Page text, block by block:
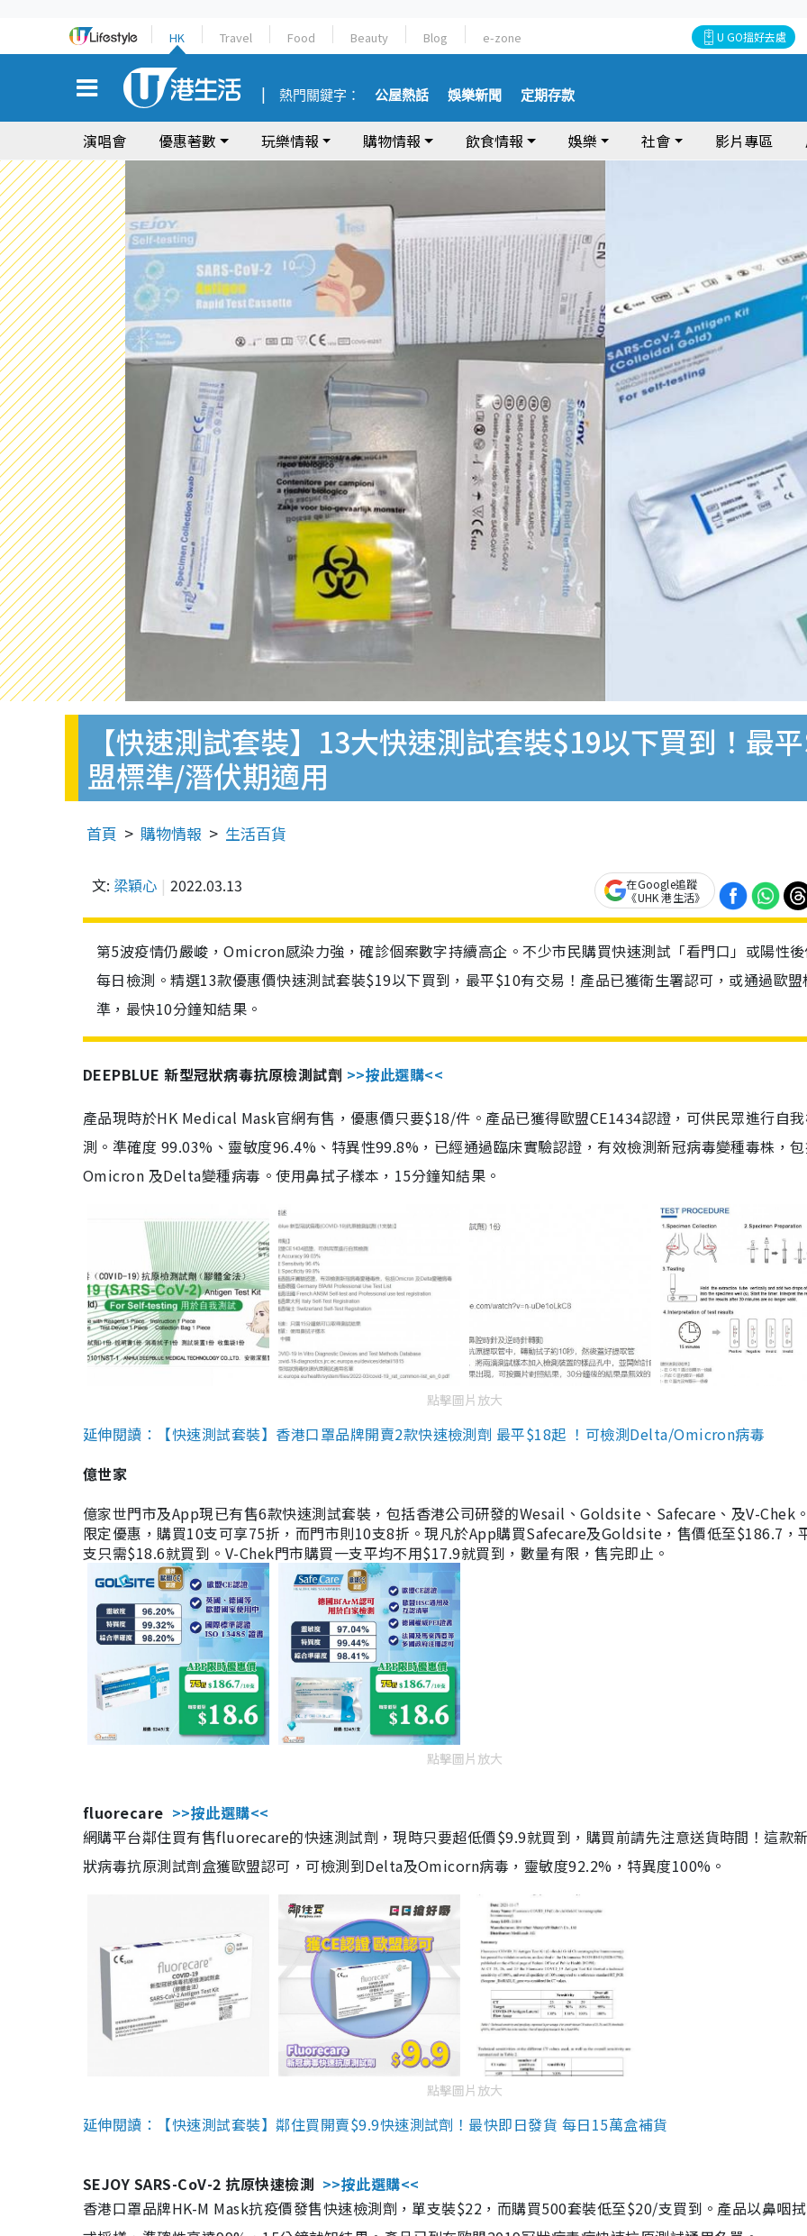
HK Travel Food Beauty Blog e-zone U GO搵好去處
熱門關鍵字： 公屋熱話 娛樂新聞 定期存款
演唱會 優惠著數 玩樂情報 購物情報 飲食情報 娛樂 社會 影片專區
【快速測試套裝】13大快速測試套裝$19以下買到！最
盟標準/潛伏期適用
首頁 購物情報 生活百貨
文: 梁穎心 2022.03.13
在Google追蹤
《UHK 港生活》
第5波疫情仍嚴峻，Omicron感染力強，確診個案數字持續高企。不少市民購買快速測試「看門口」或陽性
每日檢測。精選13款優惠價快速測試套裝$19以下買到，最平$10有交易！產品已獲衛生署認可，或通過歐盟
準，最快10分鐘知結果。
DEEPBLUE 新型冠狀病毒抗原檢測試劑 >>按此選購<<
產品現時於HK Medical Mask官網有售，優惠價只要$18/件。產品已獲得歐盟CE1434認證，可供民眾進行自
測。準確度 99.03%、靈敏度96.4%、特異性99.8%，已經通過臨床實驗認證，有效檢測新冠病毒變種毒株，
Omicron 及Delta變種病毒。使用鼻拭子樣本，15分鐘知結果。
點擊圖片放大
延伸閱讀：【快速測試套裝】香港口罩品牌開賣2款快速檢測劑 最平$18起 ！可檢測Delta/Omicron病毒
億世家
億家世門市及App現已有售6款快速測試套裝，包括香港公司研發的Wesail、Goldsite、Safecare、及V-Chek
限定優惠，購買10支可享75折，而門市則10支8折。現凡於App購買Safecare及Goldsite，售價低至$186.7，
支只需$18.6就買到。V-Chek門市購買一支平均不用$17.9就買到，數量有限，售完即止。
點擊圖片放大
fluorecare >>按此選購<<
網購平台鄰住買有售fluorecare的快速測試劑，現時只要超低價$9.9就買到，購買前請先注意送貨時間！這款
狀病毒抗原測試劑盒獲歐盟認可，可檢測到Delta及Omicorn病毒，靈敏度92.2%，特異度100%。
點擊圖片放大
延伸閱讀：【快速測試套裝】鄰住買開賣$9.9快速測試劑！最快即日發貨 每日15萬盒補貨
SEJOY SARS-CoV-2 抗原快速檢測 >>按此選購<<
香港口罩品牌HK-M Mask抗疫價發售快速檢測劑，單支裝$22，而購買500套裝低至$20/支買到。產品以鼻咽